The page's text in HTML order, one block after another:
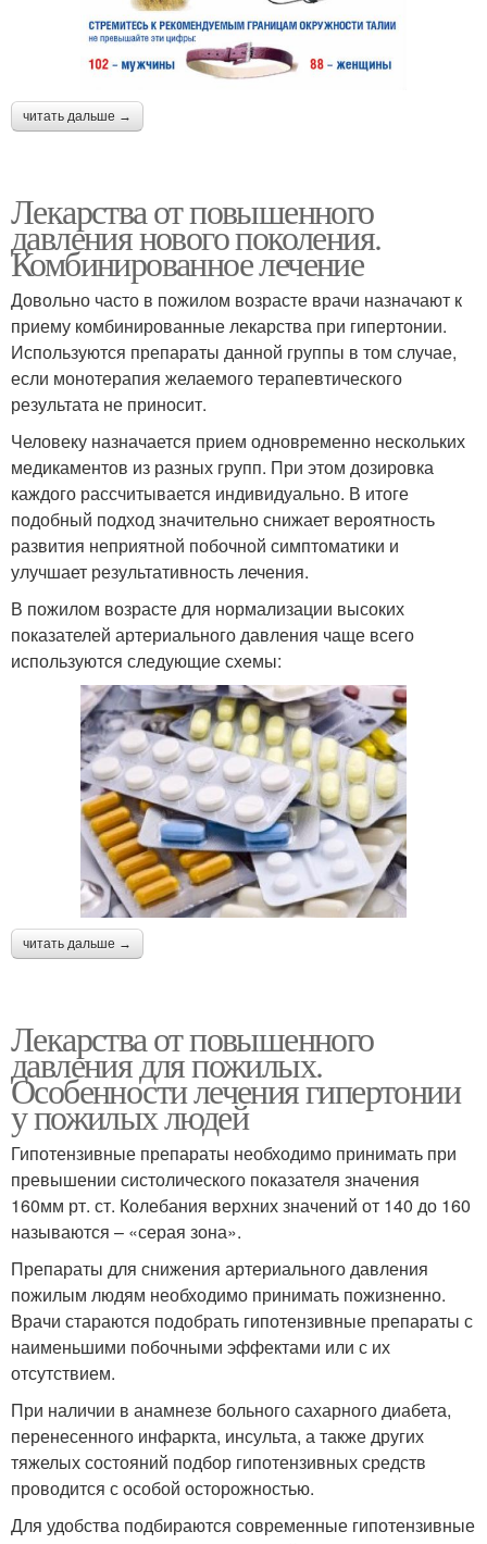
читать дальше →
Лекарства от повышенного
давления нового поколения.
Комбинированное лечение
Довольно часто в пожилом возрасте врачи назначают к
приему комбинированные лекарства при гипертонии.
Используются препараты данной группы в том случае,
если монотерапия желаемого терапевтического
результата не приносит.
Человеку назначается прием одновременно нескольких
медикаментов из разных групп. При этом дозировка
каждого рассчитывается индивидуально. В итоге
подобный подход значительно снижает вероятность
развития неприятной побочной симптоматики и
улучшает результативность лечения.
В пожилом возрасте для нормализации высоких
показателей артериального давления чаще всего
используются следующие схемы:
читать дальше →
Лекарства от повышенного
давления для пожилых.
Особенности лечения гипертонии
у пожилых людей
Гипотензивные препараты необходимо принимать при
превышении систолического показателя значения
160мм рт. ст. Колебания верхних значений от 140 до 160
называются – «серая зона».
Препараты для снижения артериального давления
пожилым людям необходимо принимать пожизненно.
Врачи стараются подобрать гипотензивные препараты с
наименьшими побочными эффектами или с их
отсутствием.
При наличии в анамнезе больного сахарного диабета,
перенесенного инфаркта, инсульта, а также других
тяжелых состояний подбор гипотензивных средств
проводится с особой осторожностью.
Для удобства подбираются современные гипотензивные